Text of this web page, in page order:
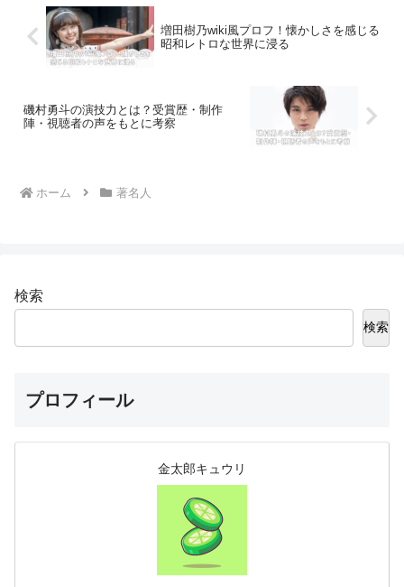
増田樹乃wiki風プロフ！懐かしさを感じる
昭和レトロな世界に浸る
磯村勇斗の演技力とは？受賞歴・制作
陣・視聴者の声をもとに考察
ホーム 著名人
検索
検索
プロフィール
金太郎キュウリ